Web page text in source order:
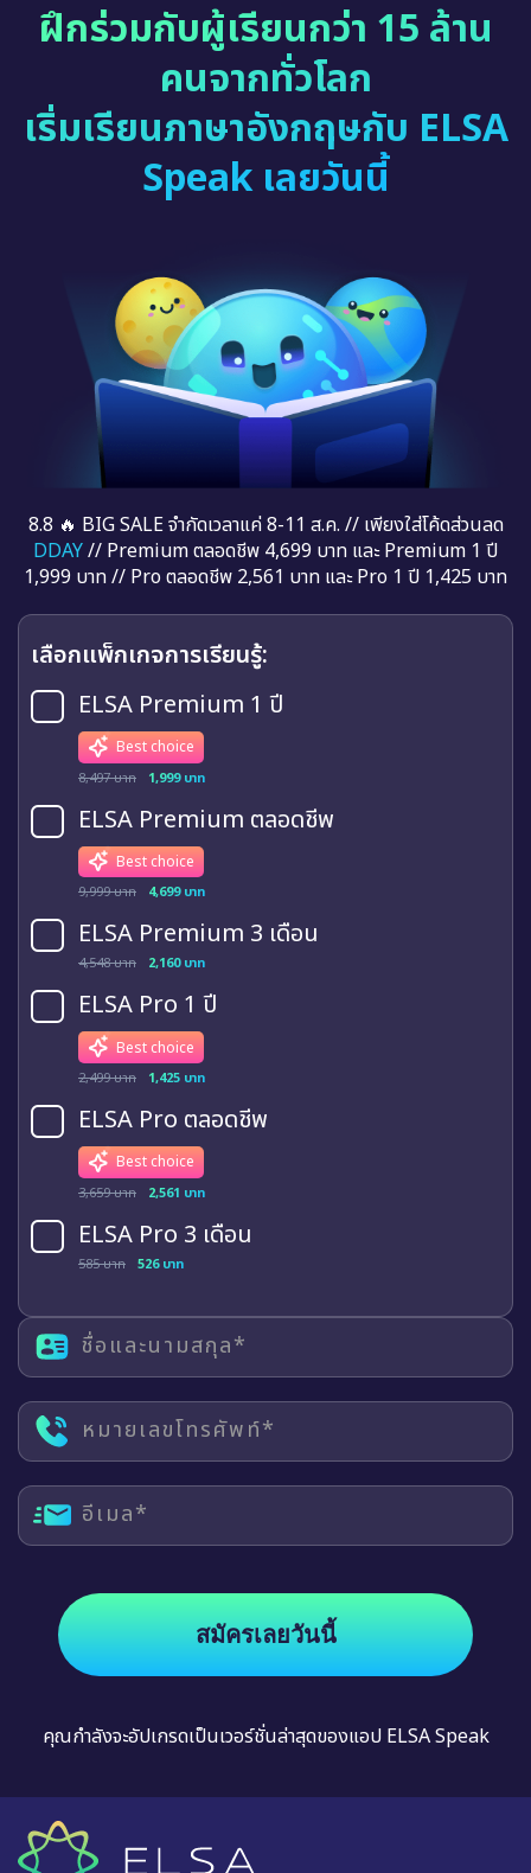
ฝึกร่วมกับผู้เรียนกว่า 15 ล้าน
คนจากทั่วโลก
เริ่มเรียนภาษาอังกฤษกับ ELSA
Speak เลยวันนี้
8.8 🔥 BIG SALE จำกัดเวลาแค่ 8-11 ส.ค. // เพียงใส่โค้ดส่วนลด
DDAY// Premium ตลอดชีพ 4,699 บาท และ Premium 1 ปี
1,999 บาท // Pro ตลอดชีพ 2,561 บาท และ Pro 1 ปี 1,425 บาท
เลือกแพ็กเกจการเรียนรู้:
ELSA Premium 1 ปี
Best choice
8,497 บาท 1,999 บาท
ELSA Premium ตลอดชีพ
Best choice
9,999 บาท 4,699 บาท
ELSA Premium 3 เดือน
4,548 บาท 2,160 บาท
ELSA Pro 1 ปี
Best choice
2,499 บาท 1,425 บาท
ELSA Pro ตลอดชีพ
Best choice
3,659 บาท 2,561 บาท
ELSA Pro 3 เดือน
585 บาท 526 บาท
ชื่อและนามสกุล*
หมายเลขโทรศัพท์*
อีเมล*
สมัครเลยวันนี้
คุณกำลังจะอัปเกรดเป็นเวอร์ชั่นล่าสุดของแอป ELSA Speak